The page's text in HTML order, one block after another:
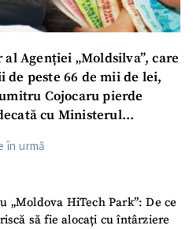
Agenției „Moldsilva”, care
peste 66 de mii de lei,
Cojocaru pierde
cu Ministerul
în urmă
„Moldova HiTech Park”: De ce
să fie alocați cu întârziere